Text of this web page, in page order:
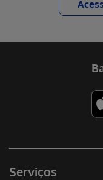
Serviços